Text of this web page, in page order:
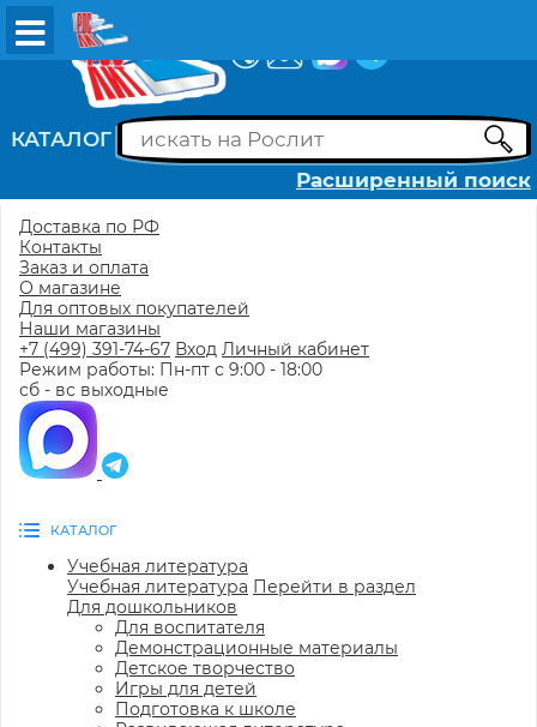
КАТАЛОГ
Расширенный поиск
Доставка по РФ
Контакты
Заказ и оплата
О магазине
Для оптовых покупателей
Наши магазины
+7 (499) 391-74-67 Вход Личный кабинет
Режим работы: Пн-пт с 9:00 - 18:00
сб - вс выходные
КАТАЛОГ
Учебная литература
Учебная литература Перейти в раздел
Для дошкольников
Для воспитателя
Демонстрационные материалы
Детское творчество
Игры для детей
Подготовка к школе